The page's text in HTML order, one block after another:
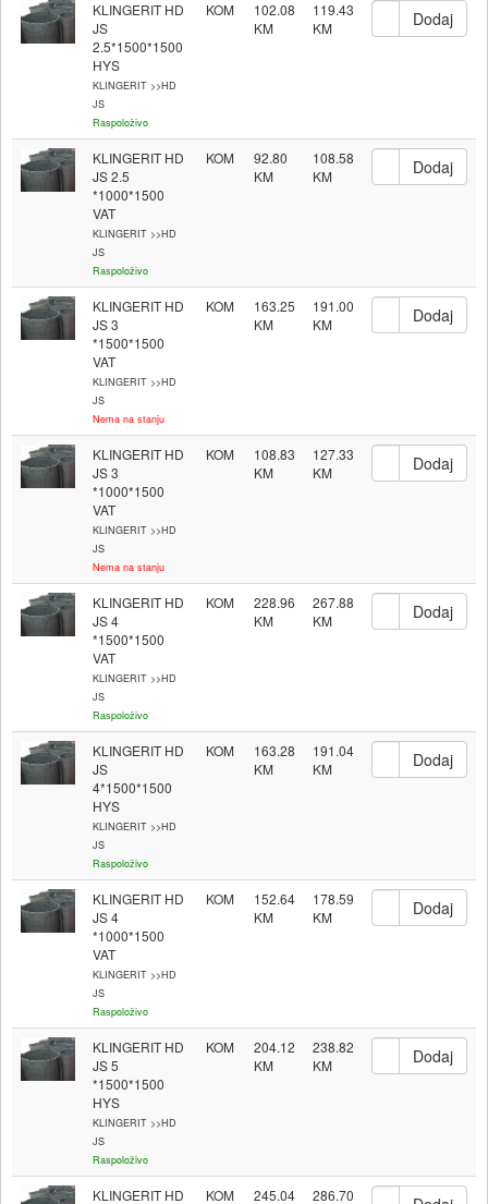
KLINGERIT HD
JS
2.5*1500*1500
HYS
KLINGERIT >>HD
JS
Raspoloživo
KOM 102.08 119.43
KLINGERIT HD
JS 2.5
*1000*1500
VAT
KLINGERIT >>HD
JS
Raspoloživo
KOM 92.80 108.58
KLINGERIT HD
JS 3
*1500*1500
VAT
KLINGERIT >>HD
JS
Nema na stanju
KOM 163.25 191.00
KLINGERIT HD
JS 3
*1000*1500
VAT
KLINGERIT >>HD
JS
Nema na stanju
KOM 108.83 127.33
KLINGERIT HD
JS 4
*1500*1500
VAT
KLINGERIT >>HD
JS
Raspoloživo
KOM 228.96 267.88
KLINGERIT HD
JS
4*1500*1500
HYS
KLINGERIT >>HD
JS
Raspoloživo
KOM 163.28 191.04
KLINGERIT HD
JS 4
*1000*1500
VAT
KLINGERIT >>HD
JS
Raspoloživo
KOM 152.64 178.59
KLINGERIT HD
JS 5
*1500*1500
HYS
KLINGERIT >>HD
JS
Raspoloživo
KOM 204.12 238.82
KLINGERIT HD KOM 245.04 286.70